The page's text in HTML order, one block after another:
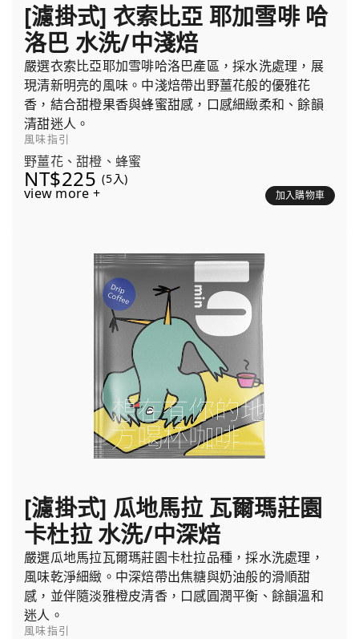
[濾掛式] 衣索比亞 耶加雪啡 哈
洛巴 水洗/中淺焙
嚴選衣索比亞耶加雪啡哈洛巴產區，採水洗處理，展
現清新明亮的風味。中淺焙帶出野薑花般的優雅花
香，結合甜橙果香與蜂蜜甜感，口感細緻柔和、餘韻
清甜迷人。
風味指引
野薑花、甜橙、蜂蜜
NT$225 (5入)
view more + 加入購物車
[濾掛式] 瓜地馬拉 瓦爾瑪莊園
卡杜拉 水洗/中深焙
嚴選瓜地馬拉瓦爾瑪莊園卡杜拉品種，採水洗處理，
風味乾淨細緻。中深焙帶出焦糖與奶油般的滑順甜
感，並伴隨淡雅橙皮清香，口感圓潤平衡、餘韻溫和
迷人。
風味指引